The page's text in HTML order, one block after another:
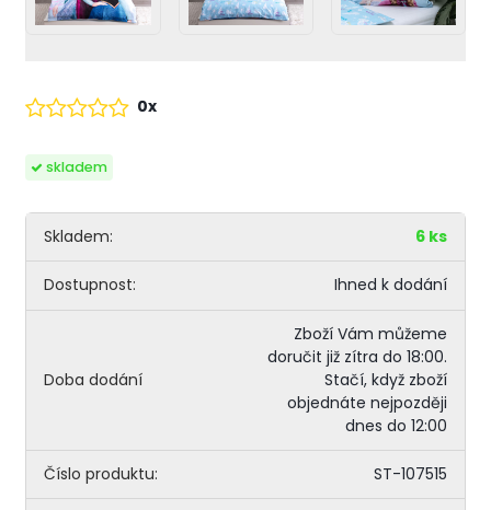
skladem
0x
Skladem: 6 ks
Dostupnost: Ihned k dodání
Doba dodání
Zboží Vám můžeme
doručit již zítra do 18:00.
Stačí, když zboží
objednáte nejpozději
dnes do 12:00
Číslo produktu: ST-107515